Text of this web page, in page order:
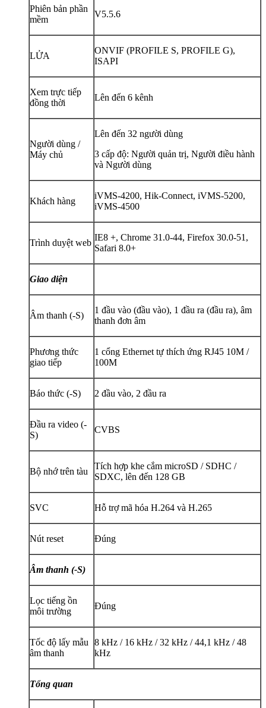
Phiên bản phần
mềm
V5.5.6
LỬA
ONVIF (PROFILE S, PROFILE G),
ISAPI
Xem trực tiếp
đồng thời
Lên đến 6 kênh
Người dùng /
Máy chủ
Lên đến 32 người dùng
3 cấp độ: Người quản trị, Người điều hành
và Người dùng
Khách hàng
iVMS-4200, Hik-Connect, iVMS-5200,
iVMS-4500
Trình duyệt web
IE8 +, Chrome 31.0-44, Firefox 30.0-51,
Safari 8.0+
Giao diện
Âm thanh (-S)
1 đầu vào (đầu vào), 1 đầu ra (đầu ra), âm
thanh đơn âm
Phương thức
giao tiếp
1 cổng Ethernet tự thích ứng RJ45 10M /
100M
Báo thức (-S) 2 đầu vào, 2 đầu ra
Đầu ra video (-
S)
CVBS
Bộ nhớ trên tàu
Tích hợp khe cắm microSD / SDHC /
SDXC, lên đến 128 GB
SVC Hỗ trợ mã hóa H.264 và H.265
Nút reset Đúng
Âm thanh (-S)
Lọc tiếng ồn
môi trường
Đúng
Tốc độ lấy mẫu
âm thanh
8 kHz / 16 kHz / 32 kHz / 44,1 kHz / 48
kHz
Tổng quan